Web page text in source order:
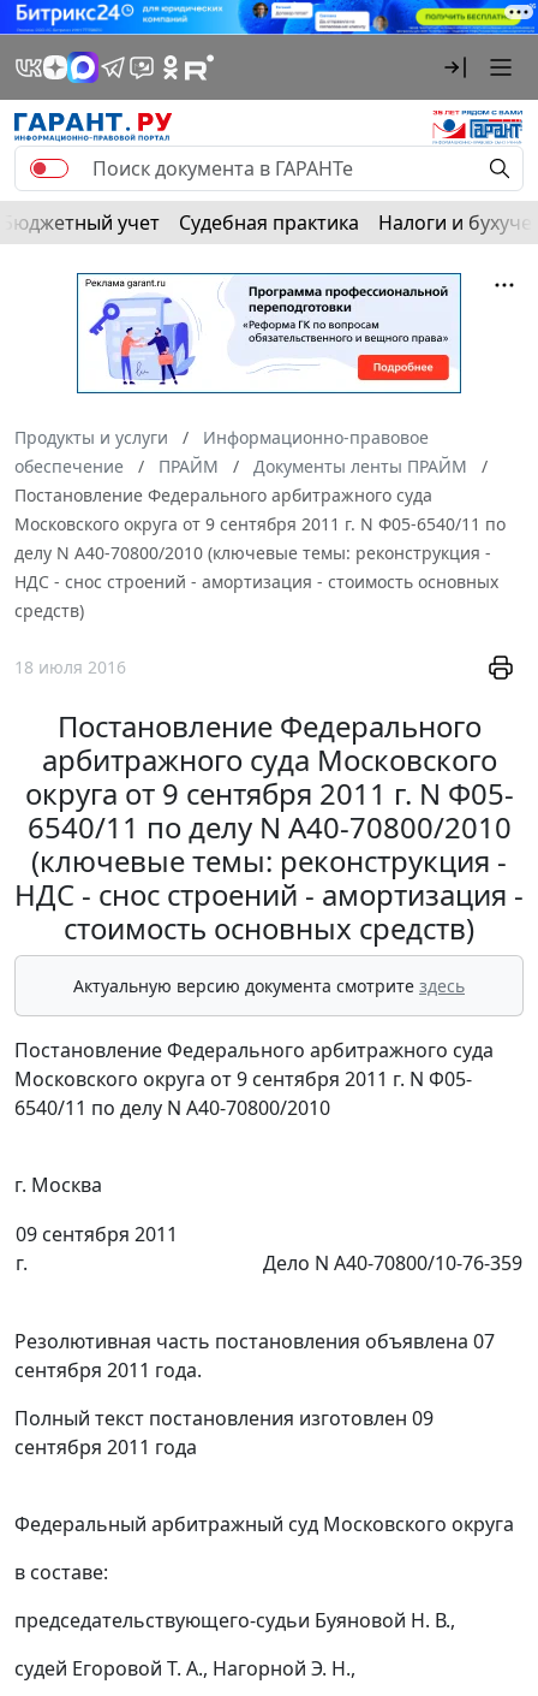
Бюджетный учет Судебная практика Налоги и
Продукты и услуги
Информационно-правовое
обеспечение
ПРАЙМ
Документы ленты ПРАЙМ
Постановление Федерального арбитражного суда
Московского округа от 9 сентября 2011 г. N Ф05-6540/11 по
делу N А40-70800/2010 (ключевые темы: реконструкция -
НДС - снос строений - амортизация - стоимость основных
средств)
18 июля 2016
Постановление Федерального
арбитражного суда Московского
округа от 9 сентября 2011 г. N Ф05-
6540/11 по делу N А40-70800/2010
(ключевые темы: реконструкция -
НДС - снос строений - амортизация -
стоимость основных средств)
Актуальную версию документа смотрите здесь
Постановление Федерального арбитражного суда
Московского округа от 9 сентября 2011 г. N Ф05-
6540/11 по делу N А40-70800/2010
г. Москва
09 сентября 2011
г.
Дело N А40-70800/10-76-359
Резолютивная часть постановления объявлена 07
сентября 2011 года.
Полный текст постановления изготовлен 09
сентября 2011 года
Федеральный арбитражный суд Московского округа
в составе:
председательствующего-судьи Буяновой Н. В.,
судей Егоровой Т. А., Нагорной Э. Н.,